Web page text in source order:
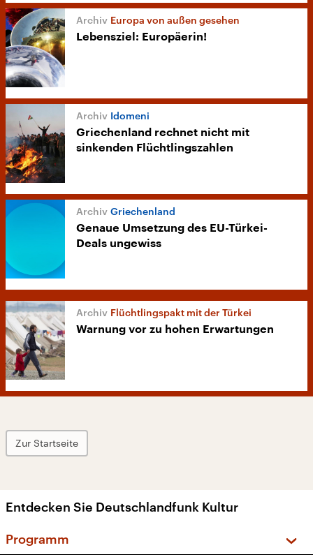
Europa von außen gesehen
Lebensziel: Europäerin!
Idomeni
Griechenland rechnet nicht mit
sinkenden Flüchtlingszahlen
Griechenland
Genaue Umsetzung des EU-Türkei-
Deals ungewiss
Flüchtlingspakt mit der Türkei
Warnung vor zu hohen Erwartungen
Zur Startseite
Entdecken Sie Deutschlandfunk Kultur
Programm